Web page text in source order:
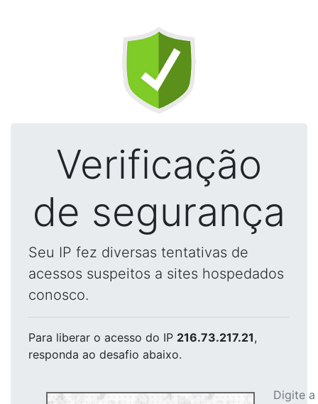
Verificação
de segurança
Seu IP fez diversas tentativas de
acessos suspeitos a sites hospedados
conosco.
Para liberar o acesso do IP 216.73.217.21,
responda ao desafio abaixo.
Digite